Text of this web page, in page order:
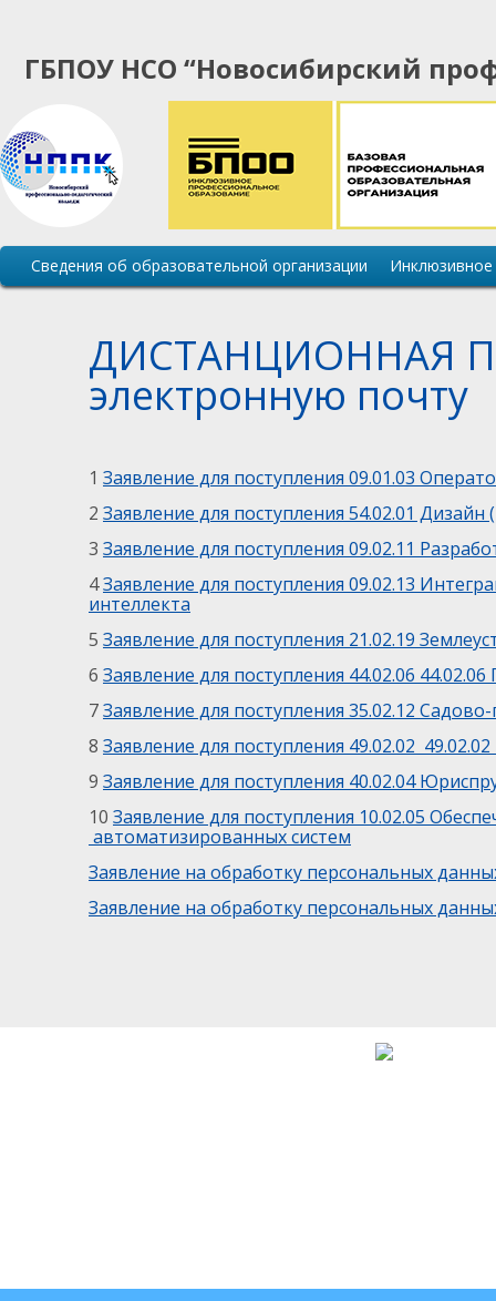
ГБПОУ НСО “Новосибирский
Основная
навигация
Сведения об образовательной организации
ДИСТАНЦИОННАЯ
электронную почту
1 Заявление для поступления 09.01.03
2 Заявление для поступления 54.02.01 Дизайн
3 Заявление для поступления 09.02.11
4Заявление для поступления 09.02.13
интеллекта
5 Заявление для поступления 21.02.19
6 Заявление для поступления 44.02.06
7Заявление для поступления 35.02.12
8 Заявление для поступления 49.02.02
9 Заявление для поступления 40.02.04
10 Заявление для поступления 10.02.05
автоматизированных систем
Заявление на обработку персональных
Заявление на обработку персональных